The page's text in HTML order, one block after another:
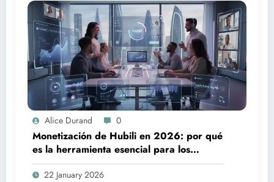
Alice Durand 0
Monetización de Hubili en 2026: por qué
es la herramienta esencial para los
creadores
22 January 2026